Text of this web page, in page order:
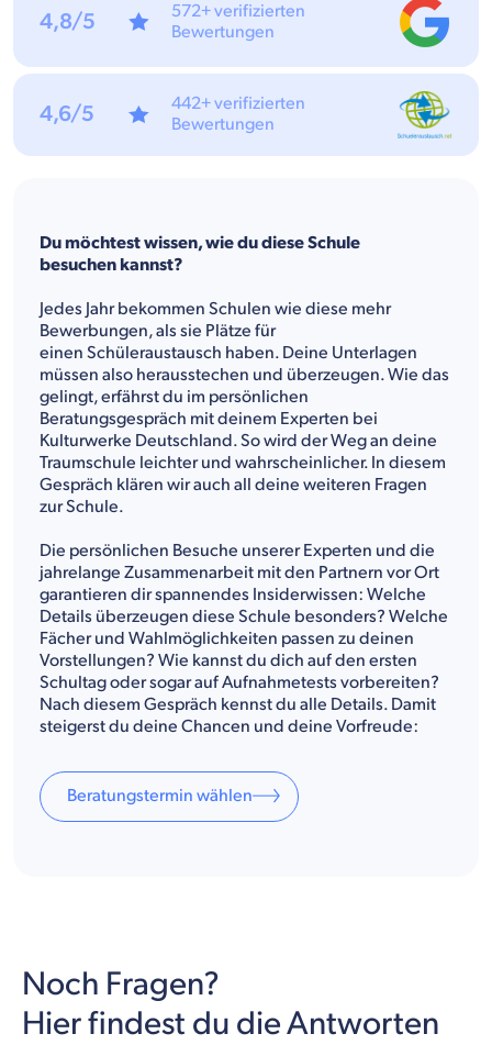
Du möchtest wissen, wie du diese Schule
besuchen kannst?
Jedes Jahr bekommen Schulen wie diese mehr
Bewerbungen, als sie Plätze für
einen Schüleraustausch haben. Deine Unterlagen
müssen also herausstechen und überzeugen. Wie das
gelingt, erfährst du im persönlichen
Beratungsgespräch mit deinem Experten bei
Kulturwerke Deutschland. So wird der Weg an deine
Traumschule leichter und wahrscheinlicher. In diesem
Gespräch klären wir auch all deine weiteren Fragen
zur Schule.
Die persönlichen Besuche unserer Experten und die
jahrelange Zusammenarbeit mit den Partnern vor Ort
garantieren dir spannendes Insiderwissen: Welche
Details überzeugen diese Schule besonders? Welche
Fächer und Wahlmöglichkeiten passen zu deinen
Vorstellungen? Wie kannst du dich auf den ersten
Schultag oder sogar auf Aufnahmetests vorbereiten?
Nach diesem Gespräch kennst du alle Details. Damit
steigerst du deine Chancen und deine Vorfreude:
Beratungstermin wählen
4,8/5
572+ verifizierten
Bewertungen
4,6/5
442+ verifizierten
Bewertungen
Noch Fragen?
Hier findest du die Antworten